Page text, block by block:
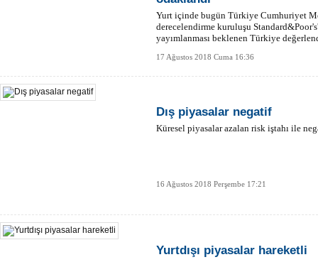
Yurt içinde bugün Türkiye Cumhuriyet
derecelendirme kuruluşu
yayımlanması beklenen Türkiye
17 Ağustos 2018 Cuma 16:36
Dış piyasalar negatif
Küresel piyasalar azalan risk iştahı ile
16 Ağustos 2018 Perşembe 17:21
Yurtdışı piyasalar hareketli